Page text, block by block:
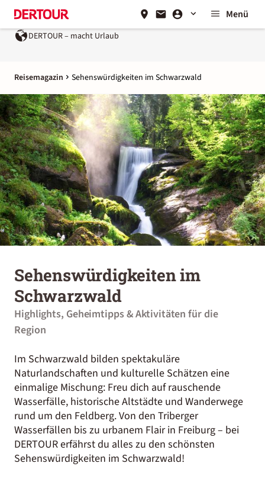
Menü
Ein Unternehmen derREWE Group
Reisemagazin Sehenswürdigkeiten im Schwarzwald
Sehenswürdigkeiten im
Schwarzwald
Highlights, Geheimtipps & Aktivitäten für die
Region
Im Schwarzwald bilden spektakuläre
Naturlandschaften und kulturelle Schätzen eine
einmalige Mischung: Freu dich auf rauschende
Wasserfälle, historische Altstädte und Wanderwege
rund um den Feldberg. Von den Triberger
Wasserfällen bis zu urbanem Flair in Freiburg – bei
DERTOUR erfährst du alles zu den schönsten
Sehenswürdigkeiten im Schwarzwald!